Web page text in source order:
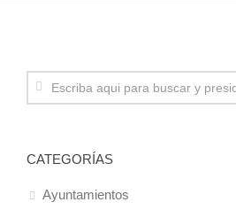
CATEGORÍAS
Ayuntamientos